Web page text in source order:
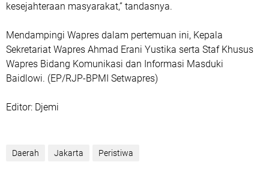
kesejahteraan masyarakat,” tandasnya.
Mendampingi Wapres dalam pertemuan ini, Kepala
Sekretariat Wapres Ahmad Erani Yustika serta Staf Khusus
Wapres Bidang Komunikasi dan Informasi Masduki
Baidlowi. (EP/RJP-BPMI Setwapres)
Editor: Djemi
Daerah Jakarta Peristiwa